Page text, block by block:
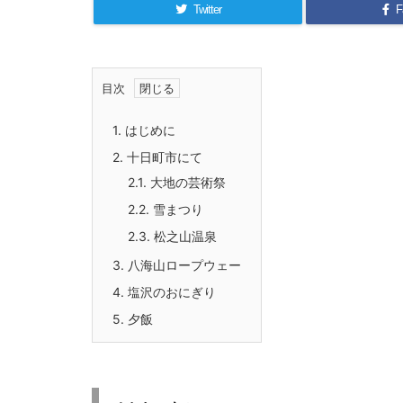
Twitter
目次
1. はじめに
2. 十日町市にて
2.1. 大地の芸術祭
2.2. 雪まつり
2.3. 松之山温泉
3. 八海山ロープウェー
4. 塩沢のおにぎり
5. 夕飯